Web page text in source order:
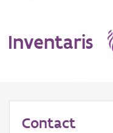
Inventaris
Contact